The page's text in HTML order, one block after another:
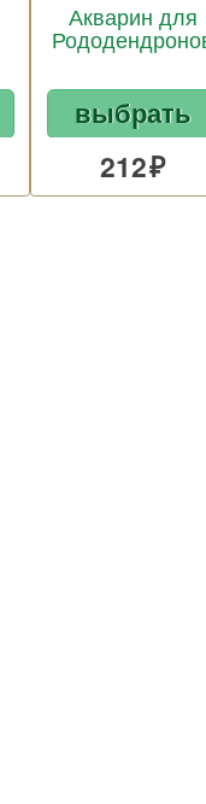
Акварин для
выбрать
212